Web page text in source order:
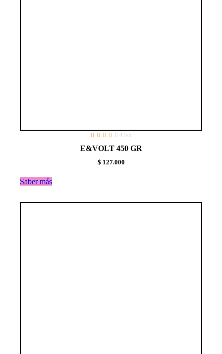
     4.5/5
E&VOLT 450 GR
$ 127.000
Saber más